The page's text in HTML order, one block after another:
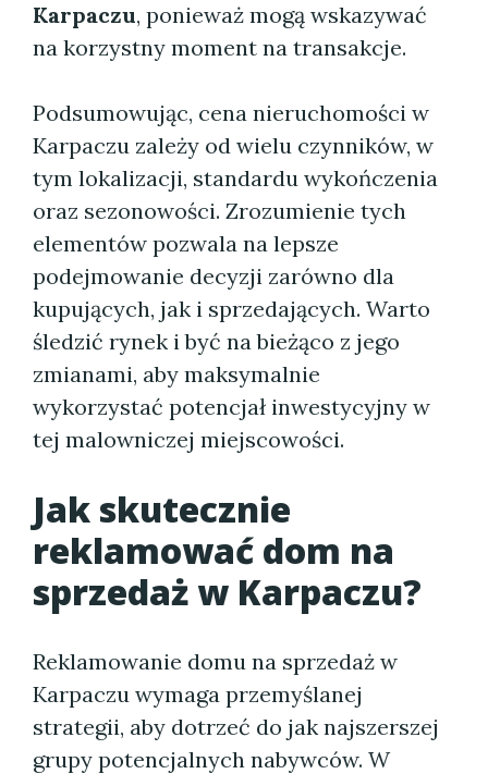
Karpaczu, ponieważ mogą wskazywać
na korzystny moment na transakcje.
Podsumowując, cena nieruchomości w
Karpaczu zależy od wielu czynników, w
tym lokalizacji, standardu wykończenia
oraz sezonowości. Zrozumienie tych
elementów pozwala na lepsze
podejmowanie decyzji zarówno dla
kupujących, jak i sprzedających. Warto
śledzić rynek i być na bieżąco z jego
zmianami, aby maksymalnie
wykorzystać potencjał inwestycyjny w
tej malowniczej miejscowości.
Jak skutecznie
reklamować dom na
sprzedaż w Karpaczu?
Reklamowanie domu na sprzedaż w
Karpaczu wymaga przemyślanej
strategii, aby dotrzeć do jak najszerszej
grupy potencjalnych nabywców. W